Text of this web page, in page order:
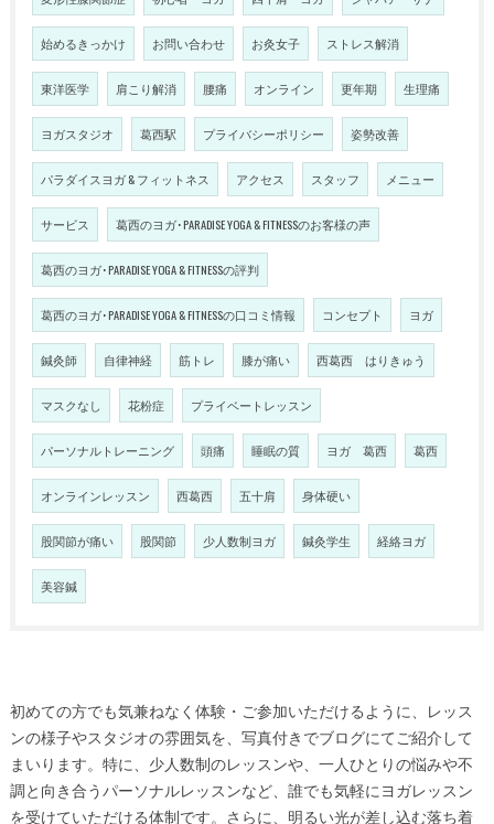
始めるきっかけ お問い合わせ お灸女子 ストレス解消
東洋医学 肩こり解消 腰痛 オンライン 更年期 生理痛
ヨガスタジオ 葛西駅 プライバシーポリシー 姿勢改善
パラダイスヨガ & フィットネス アクセス スタッフ メニュー
サービス 葛西のヨガ･PARADISE YOGA & FITNESSのお客様の声
葛西のヨガ･PARADISE YOGA & FITNESSの評判
葛西のヨガ･PARADISE YOGA & FITNESSの口コミ情報 コンセプト ヨガ
鍼灸師 自律神経 筋トレ 膝が痛い 西葛西 はりきゅう
マスクなし 花粉症 プライベートレッスン
パーソナルトレーニング 頭痛 睡眠の質 ヨガ 葛西 葛西
オンラインレッスン 西葛西 五十肩 身体硬い
股関節が痛い 股関節 少人数制ヨガ 鍼灸学生 経絡ヨガ
美容鍼
初めての方でも気兼ねなく体験・ご参加いただけるように、レッス
ンの様子やスタジオの雰囲気を、写真付きでブログにてご紹介して
まいります。特に、少人数制のレッスンや、一人ひとりの悩みや不
調と向き合うパーソナルレッスンなど、誰でも気軽にヨガレッスン
を受けていただける体制です。さらに、明るい光が差し込む落ち着